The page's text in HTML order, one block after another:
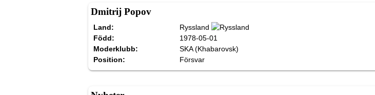
Dmitrij Popov
Land:
Ryssland
Född:
1978-05-01
Moderklubb:
SKA (Khabarovsk)
Position:
Försvar